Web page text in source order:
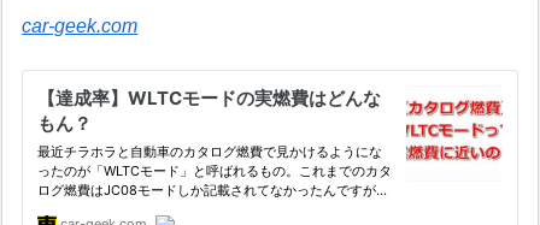
car-geek.com